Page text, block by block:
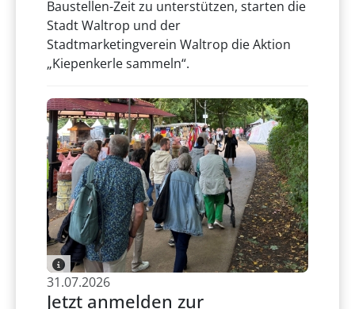
Baustellen-Zeit zu unterstützen, starten die
Stadt Waltrop und der
Stadtmarketingverein Waltrop die Aktion
„Kiepenkerle sammeln“.
31.07.2026
Jetzt anmelden zur